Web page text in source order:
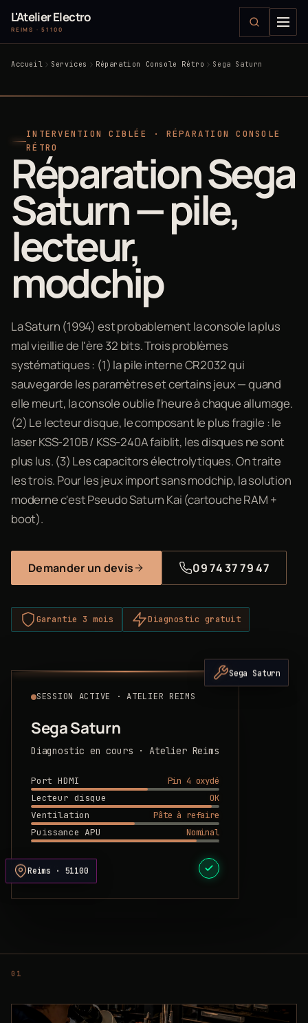
L'Atelier Electro
REIMS · 51100
Accueil Services Réparation Console Rétro Sega Saturn
INTERVENTION CIBLÉE · RÉPARATION CONSOLE
RÉTRO
Réparation Sega
Saturn — pile,
lecteur,
modchip
La Saturn (1994) est probablement la console la plus
mal vieillie de l'ère 32 bits. Trois problèmes
systématiques : (1) la pile interne CR2032 qui
sauvegarde les paramètres et certains jeux — quand
elle meurt, la console oublie l'heure à chaque allumage.
(2) Le lecteur disque, le composant le plus fragile : le
laser KSS-210B / KSS-240A faiblit, les disques ne sont
plus lus. (3) Les capacitors électrolytiques. On traite
les trois. Pour les jeux import sans modchip, la solution
moderne c'est Pseudo Saturn Kai (cartouche RAM +
boot).
Demander un devis 09 74 37 79 47
Garantie 3 mois Diagnostic gratuit
SESSION ACTIVE · ATELIER REIMS
Sega Saturn
Diagnostic en cours · Atelier Reims
Port HDMI
Pin 4 oxydé
Lecteur disque
OK
Ventilation
Pâte à refaire
Puissance APU
Nominal
DEVIS PRÊT
Sega Saturn
Reims · 51100